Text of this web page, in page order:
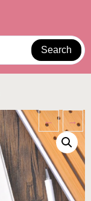
Search
← →